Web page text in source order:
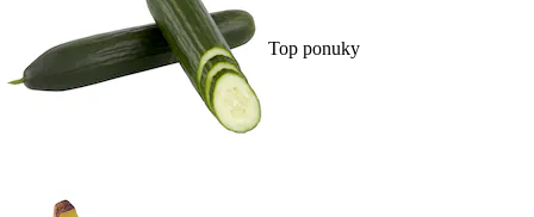
Top ponuky